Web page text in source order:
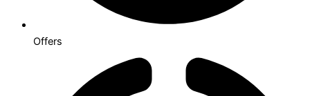
Offers